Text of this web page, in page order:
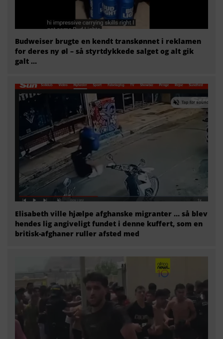
Budweiser brugte en kendt transkønnet i reklamen
for deres ny øl – så styrtdykkede salget og alt gik
galt …
Elisabeth ville hjælpe afghanske migranter … så blev
hendes lig angiveligt fundet i denne kuffert, som en
britisk-afghaner ruller afsted med